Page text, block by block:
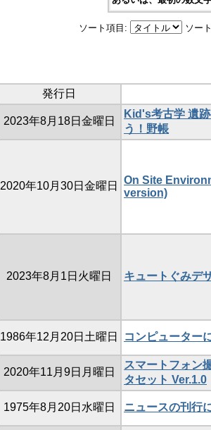
ソート項目: ソー
発行日
2023年8月18日金曜日
Kid's考古学 遺
う！野帳
2020年10月30日金曜日
On Site
version)
2023年8月1日火曜日 キュートぐみデ
1986年12月20日土曜日 コンピューター
2020年11月9日月曜日
スマートフォン
タセット Ver.1.0
1975年8月20日水曜日 ニュースの刊行